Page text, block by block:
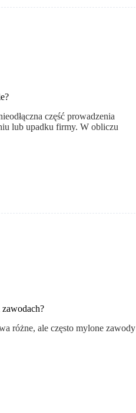
część prowadzenia
lub upadku firmy. W obliczu
różne, ale często mylone zawody